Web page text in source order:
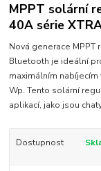
MPPT solární
40A série
Nová generace MPPT
Bluetooth je ideální
maximálním nabíjecím
Wp. Tento solární
aplikací, jako jsou
Dostupnost